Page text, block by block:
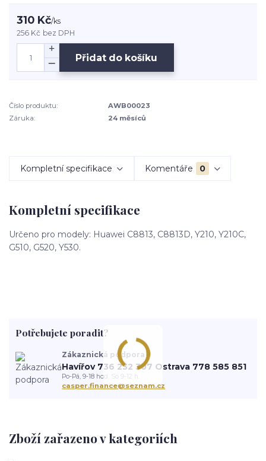
310 Kč/ks
256 Kč bez DPH
Přidat do košíku
Číslo produktu:
AWB00023
Záruka:
24 měsíců
Kompletní specifikace Komentáře 0
Kompletní specifikace
Určeno pro modely: Huawei C8813, C8813D, Y210, Y210C,
G510, G520, Y530.
Zboží zařazeno v kategoriích
Potřebujete poradit?
Zákaznická podpora
Havířov 736 232 307 Ostrava 778 585 851
Po-Pá, 9-18 hod. So 9-12 h.
casper.finance@seznam.cz